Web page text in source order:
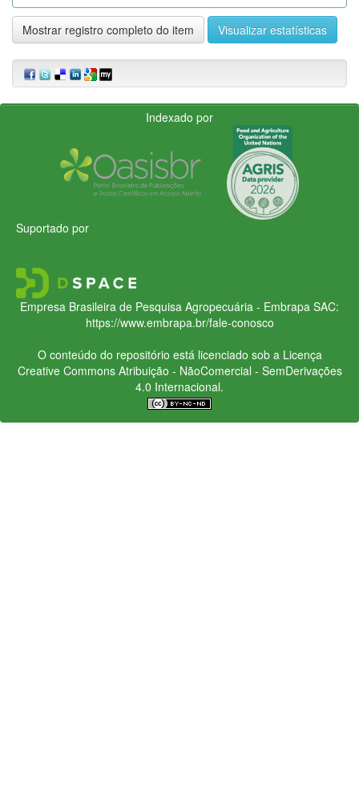
Mostrar registro completo do item Visualizar estatísticas
Indexado por
Suportado por
Empresa Brasileira de Pesquisa Agropecuária - Embrapa SAC:
https://www.embrapa.br/fale-conosco
O conteúdo do repositório está licenciado sob a Licença
Creative CommonsAtribuição - NãoComercial - SemDerivações
4.0 Internacional.